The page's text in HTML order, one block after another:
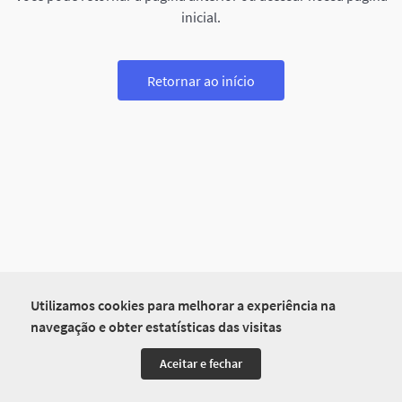
Utilizamos cookies para melhorar a experiência na
navegação e obter estatísticas das visitas
Aceitar e fechar
inicial.
Retornar ao início